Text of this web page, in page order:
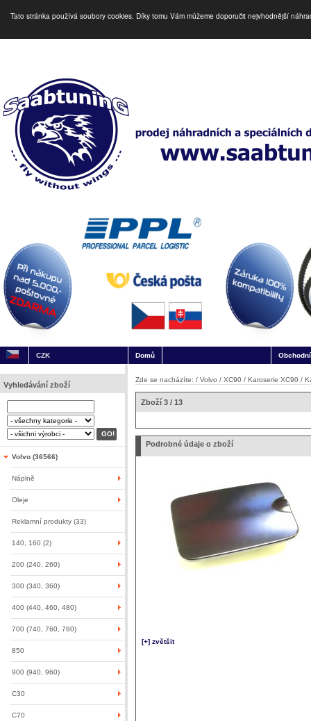
Tato stránka používá soubory cookies. Díky tomu Vám můžeme doporučit nejvhodnější
CZK Domů
Vyhledávání zboží
Volvo (36566)
Náplně
Oleje
Reklamní produkty (33)
140, 160 (2)
200 (240, 260)
300 (340, 360)
400 (440, 460, 480)
700 (740, 760, 780)
850
900 (940, 960)
C30
C70
Zde se nacházíte: / Volvo / XC90 / Karoserie XC90 /
Zboží 3 / 13
Podrobné údaje o zboží
[+] zvětšit